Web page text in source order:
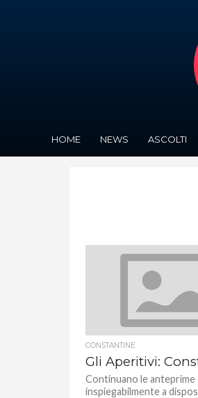
HOME NEWS ASCOLTI
CONSTANTINE
Gli Aperitivi:
Continuano le anteprime
inspiegabilmente a